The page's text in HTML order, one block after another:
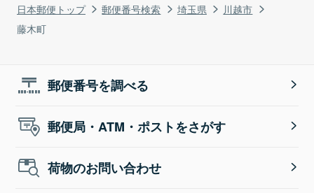
日本郵便トップ 郵便番号検索 埼玉県
川越市
藤木町
郵便番号を調べる
郵便局・ATM・ポストをさがす
荷物のお問い合わせ